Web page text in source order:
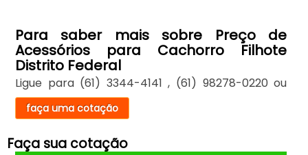
Para saber mais sobre Preço de
Acessórios para Cachorro Filhote
Distrito Federal
Ligue para (61) 3344-4141 , (61) 98278-0220 ou
faça uma cotação
Faça sua cotação